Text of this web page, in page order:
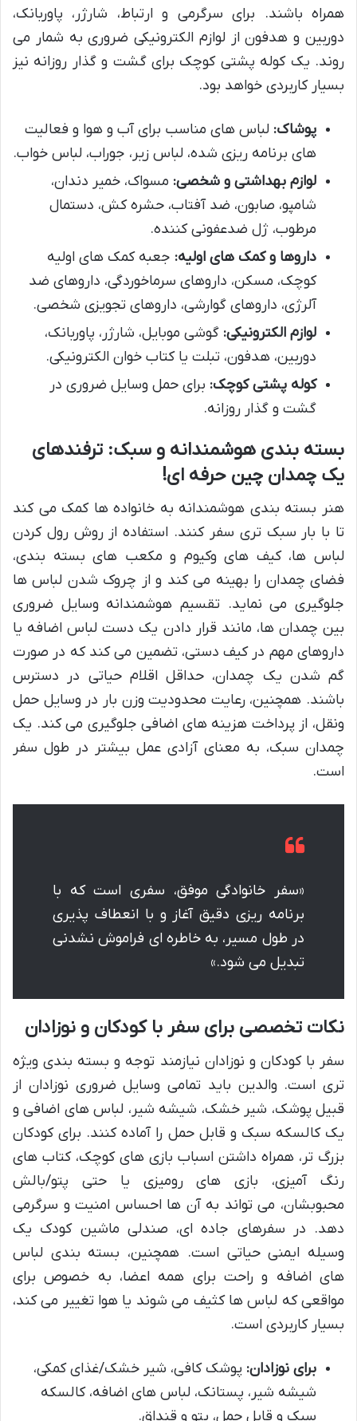
همراه باشند. برای سرگرمی و ارتباط، شارژر، پاوربانک،
دوربین و هدفون از لوازم الکترونیکی ضروری به شمار می
روند. یک کوله پشتی کوچک برای گشت و گذار روزانه نیز
بسیار کاربردی خواهد بود.
پوشاک: لباس های مناسب برای آب و هوا و فعالیت
های برنامه ریزی شده، لباس زیر، جوراب، لباس خواب.
لوازم بهداشتی و شخصی: مسواک، خمیر دندان،
شامپو، صابون، ضد آفتاب، حشره کش، دستمال
مرطوب، ژل ضدعفونی کننده.
داروها و کمک های اولیه: جعبه کمک های اولیه
کوچک، مسکن، داروهای سرماخوردگی، داروهای ضد
آلرژی، داروهای گوارشی، داروهای تجویزی شخصی.
لوازم الکترونیکی: گوشی موبایل، شارژر، پاوربانک،
دوربین، هدفون، تبلت یا کتاب خوان الکترونیکی.
کوله پشتی کوچک: برای حمل وسایل ضروری در
گشت و گذار روزانه.
بسته بندی هوشمندانه و سبک: ترفندهای
یک چمدان چین حرفه ای!
هنر بسته بندی هوشمندانه به خانواده ها کمک می کند
تا با بار سبک تری سفر کنند. استفاده از روش رول کردن
لباس ها، کیف های وکیوم و مکعب های بسته بندی،
فضای چمدان را بهینه می کند و از چروک شدن لباس ها
جلوگیری می نماید. تقسیم هوشمندانه وسایل ضروری
بین چمدان ها، مانند قرار دادن یک دست لباس اضافه یا
داروهای مهم در کیف دستی، تضمین می کند که در صورت
گم شدن یک چمدان، حداقل اقلام حیاتی در دسترس
باشند. همچنین، رعایت محدودیت وزن بار در وسایل حمل
ونقل، از پرداخت هزینه های اضافی جلوگیری می کند. یک
چمدان سبک، به معنای آزادی عمل بیشتر در طول سفر
است.
«سفر خانوادگی موفق، سفری است که با
برنامه ریزی دقیق آغاز و با انعطاف پذیری
در طول مسیر، به خاطره ای فراموش نشدنی
تبدیل می شود.»
نکات تخصصی برای سفر با کودکان و نوزادان
سفر با کودکان و نوزادان نیازمند توجه و بسته بندی ویژه
تری است. والدین باید تمامی وسایل ضروری نوزادان از
قبیل پوشک، شیر خشک، شیشه شیر، لباس های اضافی و
یک کالسکه سبک و قابل حمل را آماده کنند. برای کودکان
بزرگ تر، همراه داشتن اسباب بازی های کوچک، کتاب های
رنگ آمیزی، بازی های رومیزی یا حتی پتو/بالش
محبوبشان، می تواند به آن ها احساس امنیت و سرگرمی
دهد. در سفرهای جاده ای، صندلی ماشین کودک یک
وسیله ایمنی حیاتی است. همچنین، بسته بندی لباس
های اضافه و راحت برای همه اعضا، به خصوص برای
مواقعی که لباس ها کثیف می شوند یا هوا تغییر می کند،
بسیار کاربردی است.
برای نوزادان: پوشک کافی، شیر خشک/غذای کمکی،
شیشه شیر، پستانک، لباس های اضافه، کالسکه
سبک و قابل حمل، پتو و قنداق.